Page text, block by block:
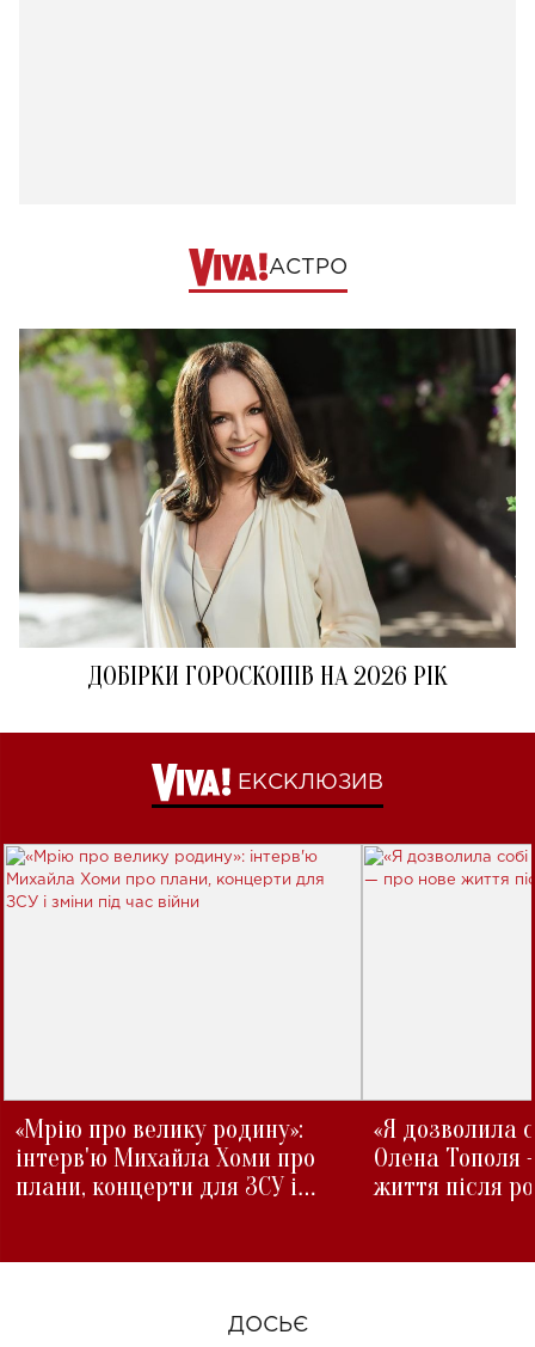
АСТРО
ДОБІРКИ ГОРОСКОПІВ НА 2026 РІК
ЕКСКЛЮЗИВ
«Мрію про велику родину»:
інтерв'ю Михайла Хоми про
плани, концерти для ЗСУ і
«Я дозволила
Олена Тополя
життя після
ДОСЬЄ